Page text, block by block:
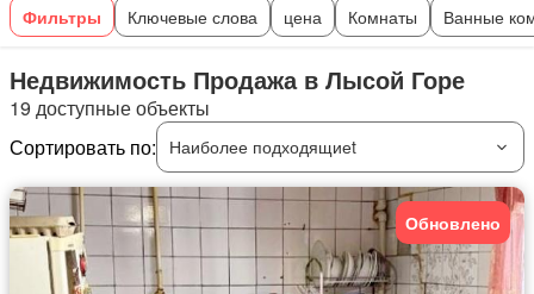
Фильтры Ключевые слова цена Комнаты Ванные
Недвижимость Продажа в Лысой Горе
19 доступные объекты
Сортировать по:
Наиболее подходящиеt
Обновлено